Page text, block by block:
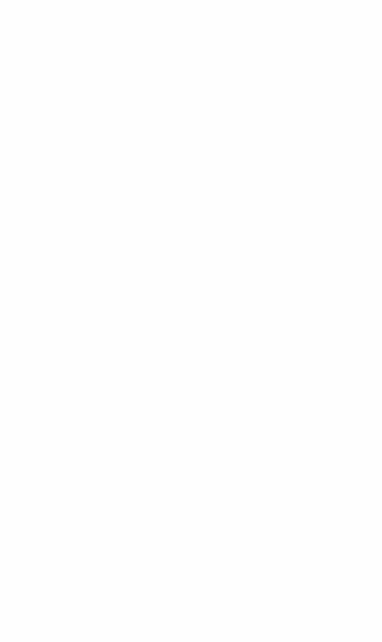
lo sguardo si perde in un paesaggio davvero
il suo aspetto ottocentesco. A questo punto,
percorreremo tortuosi vialetti in ghiaia, antri
attraverso la “passeggiata degli
con ormeggiata una barchetta davvero graziosa,
il percorso verranno narrati i “segreti del
comprendendo così il motivo per cui sono
agricola del parco, vedremo la grande
da vendere, ricavati in inverno dal laghetto
noci e nocciole, e i rustici al servizio
vi accompagneremo nei “luoghi della
un momento di ristoro dopo una passeggiata nel
tutti i giorni, ma dopo aver trascorso un
un’atmosfera d’altri tempi.
provinciale che collega Lurago d’Erba con Alzate
pubblici a circa 200 m dal punto di ritrovo